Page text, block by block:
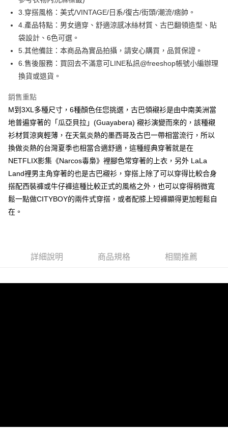
ATM付款
運送方式
每筆NT$80，滿NT$1,000(含以上)免運費
付款後全家取貨
7-11取貨付款
每筆NT$80，滿NT$1,000(含以上)免運費
每筆NT$80，滿NT$1,000(含以上)免運費
宅配
每筆NT$150，滿NT$3,000(含以上)免運費
外島郵寄
3.穿搭風格：美式/VINTAGE/日系/復古/街頭/潮流/痞帥。
4.產品特點：男女適穿、舒適涼感冰絲材質、古巴翻領造型、貼
袋設計、6色可選。
5.其他備註：本商品為實品拍攝，請安心購買，品質保證。
6.售後服務：買回去不滿意可LINE私訊@freeshop帳號小編辦理
換貨或退貨。
銷售重點
M到3XL多種尺寸，6種顏色任您挑選，古巴領襯衫是由中南美洲當
地普遍穿著的「瓜亞貝拉」(Guayabera) 襯衫演變而來的，該種襯
衫材質涼爽輕薄，在天氣炎熱的墨西哥及古巴一帶相當流行，所以
換做炎熱的台灣夏季也相當合適舒適，這種經典穿著就是在
NETFLIX影集《Narcos毒梟》裡腳色常穿著的上衣，另外 LaLa
Land裡男主角穿著的也是古巴襯衫，穿搭上除了可以穿得比較合身
搭配西裝褲或牛仔褲這種比較正式的風格之外，也可以穿得稍微寬
鬆一點做CITYBOY的兩件式穿搭，或者配膝上短褲顯得更加輕鬆自
在。
詳細說明 商品規格 相關推薦